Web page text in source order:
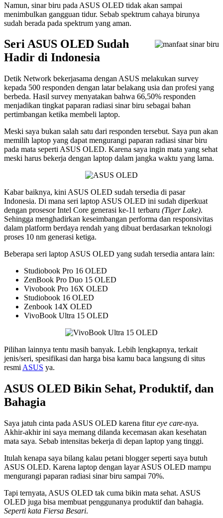
Namun, sinar biru pada ASUS OLED tidak akan sampai
menimbulkan gangguan tidur. Sebab spektrum cahaya birunya
sudah berada pada spektrum yang aman.
Seri ASUS OLED Sudah
Hadir di Indonesia
Detik Network bekerjasama dengan ASUS melakukan survey
kepada 500 responden dengan latar belakang usia dan profesi yang
berbeda. Hasil survey menyatakan bahwa 66,50% responden
menjadikan tingkat paparan radiasi sinar biru sebagai bahan
pertimbangan ketika membeli laptop.
Meski saya bukan salah satu dari responden tersebut. Saya pun akan
memilih laptop yang dapat mengurangi paparan radiasi sinar biru
pada mata seperti ASUS OLED. Karena saya ingin mata yang sehat
meski harus bekerja dengan laptop dalam jangka waktu yang lama.
Kabar baiknya, kini ASUS OLED sudah tersedia di pasar
Indonesia. Di mana seri laptop ASUS OLED ini sudah diperkuat
dengan prosesor Intel Core generasi ke-11 terbaru (Tiger Lake).
Sehingga menghadirkan keseimbangan performa dan responsivitas
dalam platform berdaya rendah yang dibuat berdasarkan teknologi
proses 10 nm generasi ketiga.
Beberapa seri laptop ASUS OLED yang sudah tersedia antara lain:
Studiobook Pro 16 OLED
ZenBook Pro Duo 15 OLED
Vivobook Pro 16X OLED
Studiobook 16 OLED
Zenbook 14X OLED
VivoBook Ultra 15 OLED
Pilihan lainnya tentu masih banyak. Lebih lengkapnya, terkait
jenis/seri, spesifikasi dan harga bisa kamu baca langsung di situs
resmi ASUS ya.
ASUS OLED Bikin Sehat, Produktif, dan
Bahagia
Saya jatuh cinta pada ASUS OLED karena fitureye care-nya.
Akhir-akhir ini saya memang dilanda kecemasan akan kesehatan
mata saya. Sebab intensitas bekerja di depan laptop yang tinggi.
Itulah kenapa saya bilang kalau petani blogger seperti saya butuh
ASUS OLED. Karena laptop dengan layar ASUS OLED mampu
mengurangi paparan radiasi sinar biru sampai 70%.
Tapi ternyata, ASUS OLED tak cuma bikin mata sehat. ASUS
OLED juga bisa membuat penggunanya produktif dan bahagia.
Seperti kata Fiersa Besari.